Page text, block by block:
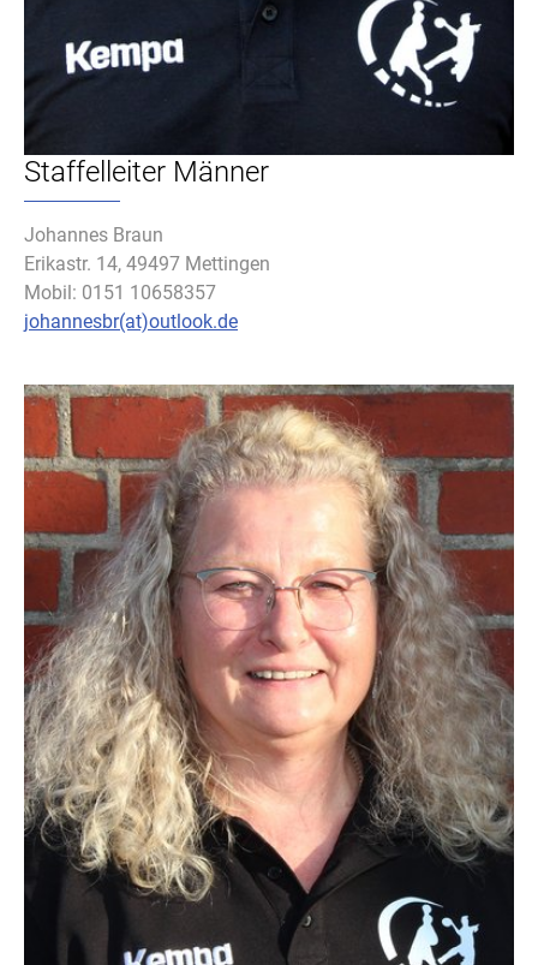
Staffelleiter Männer
Johannes Braun
Erikastr. 14, 49497 Mettingen
Mobil: 0151 10658357
johannesbr(at)outlook.de